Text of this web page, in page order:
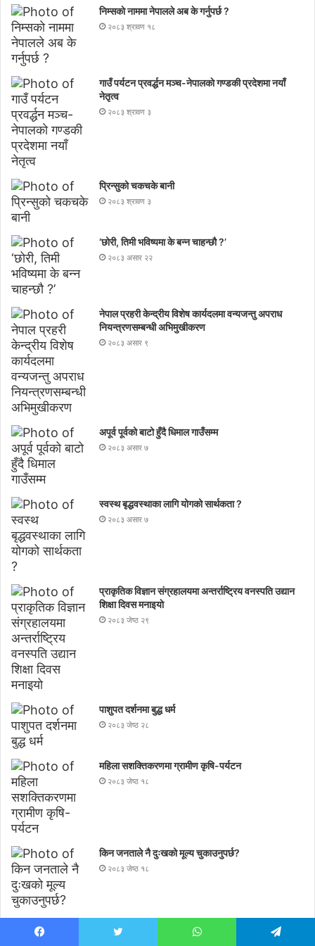
निम्सकाे नाममा नेपालले अब के गर्नुपर्छ ?
२०८३ श्रावण १८
गाउँ पर्यटन प्रवर्द्धन मञ्च-नेपालकाे गण्डकी प्रदेशमा नयाँ
नेतृत्व
२०८३ श्रावण ३
प्रिन्सुको चकचके बानी
२०८३ श्रावण ३
‘छोरी, तिमी भविष्यमा के बन्न चाहन्छौ ?’
२०८३ असार २२
नेपाल प्रहरी केन्द्रीय विशेष कार्यदलमा वन्यजन्तु अपराध
नियन्त्रणसम्बन्धी अभिमुखीकरण
२०८३ असार ९
अपूर्व पूर्वको बाटो हुँदै धिमाल गाउँसम्म
२०८३ असार ७
स्वस्थ बृद्धवस्थाका लागि योगको सार्थकता ?
२०८३ असार ७
प्राकृतिक विज्ञान संग्रहालयमा अन्तर्राष्ट्रिय वनस्पति उद्यान
शिक्षा दिवस मनाइयाे
२०८३ जेष्ठ २९
पाशुपत दर्शनमा बुद्ध धर्म​
२०८३ जेष्ठ २८
महिला सशक्तिकरणमा ग्रामीण कृषि-पर्यटन
२०८३ जेष्ठ १८
किन जनताले नै दुःखको मूल्य चुकाउनुपर्छ?
२०८३ जेष्ठ १८
अन्तर्राष्ट्रिय सगरमाथा दिवसमा भिटाेफ नेपालकाे नेपाली बाजा
विशेष